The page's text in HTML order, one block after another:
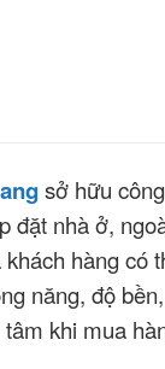
sở hữu
đặt nhà ở,
hàng
năng, độ
khi mua